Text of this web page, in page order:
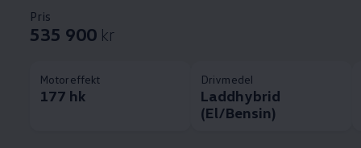
Pris
535 900 kr
Motoreffekt
177 hk
Drivmedel
Laddhybrid
(El/Bensin)